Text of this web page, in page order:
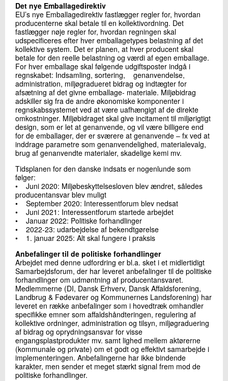
Det nye Emballagedirektiv
EU’s nye Emballagedirektiv fastlægger regler for, hvordan
producenterne skal betale til en kollektivordning. Det
fastlægger nøje regler for, hvordan regningen skal
udspecificeres efter hver emballagetypes belastning af det
kollektive system. Det er planen, at hver producent skal
betale for den reelle belastning og værdi af egen emballage.
For hver emballage skal følgende udgiftsposter indgå i
regnskabet: Indsamling, sortering, genanvendelse,
administration, miljøgradueret bidrag og indtægter for
afsætning af det givne emballage- materiale. Miljøbidrag
adskiller sig fra de andre økonomiske komponenter i
regnskabssystemet ved at være uafhængigt af de direkte
omkostninger. Miljøbidraget skal give incitament til miljørigtigt
design, som er let at genanvende, og vil være billigere end
for de emballager, der er sværere at genanvende – fx ved at
inddrage parametre som genanvendelighed, materialevalg,
brug af genanvendte materialer, skadelige kemi mv.
Tidsplanen for den danske indsats er nogenlunde som
følger:
• Juni 2020: Miljøbeskyttelsesloven blev ændret, således
producentansvar blev muligt
• September 2020: Interessentforum blev nedsat
• Juni 2021: Interessentforum startede arbejdet
• Januar 2022: Politiske forhandlinger
• 2022-23: udarbejdelse af bekendtgørelse
• 1. januar 2025: Alt skal fungere i praksis
Anbefalinger til de politiske forhandlinger
Arbejdet med denne udfordring er bl.a. sket i et midlertidigt
Samarbejdsforum, der har leveret anbefalinger til de politiske
forhandlinger om udmøntning af producentansvaret.
Medlemmerne (DI, Dansk Erhverv, Dansk Affaldsforening,
Landbrug & Fødevarer og Kommunernes Landsforening) har
leveret en række anbefalinger som i hovedtræk omhandler
specifikke emner som affaldshåndteringen, regulering af
kollektive ordninger, administration og tilsyn, miljøgraduering
af bidrag og oprydningsansvar for visse
engangsplastprodukter mv. samt lighed mellem aktørerne
(kommunale og private) om et godt og effektivt samarbejde i
implementeringen. Anbefalingerne har ikke bindende
karakter, men sender et meget stærkt signal frem mod de
politiske forhandlinger.